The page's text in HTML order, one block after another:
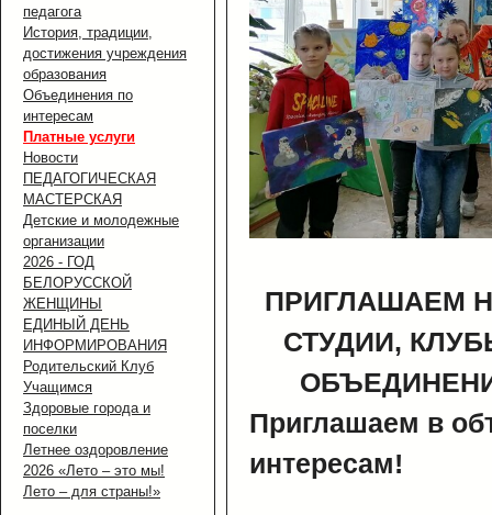
педагога
История, традиции,
достижения учреждения
образования
Объединения по
интересам
Платные услуги
Новости
ПЕДАГОГИЧЕСКАЯ
МАСТЕРСКАЯ
Детские и молодежные
организации
2026 - ГОД
БЕЛОРУССКОЙ
ЖЕНЩИНЫ
ЕДИНЫЙ ДЕНЬ
ИНФОРМИРОВАНИЯ
Родительский Клуб
Учащимся
Здоровые города и
поселки
Летнее оздоровление
2026 «Лето – это мы!
Лето – для страны!»
ПРИГЛАШАЕМ
СТУДИИ,
Приглашаем в
интересам!